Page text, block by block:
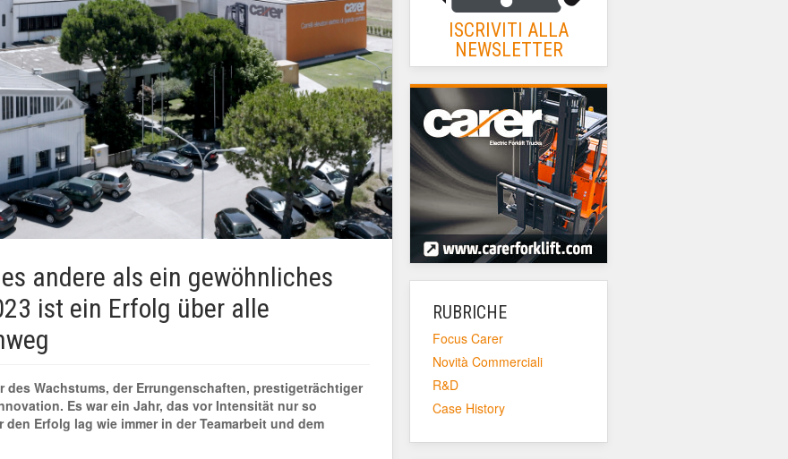
andere als ein gewöhnliches
ist ein Erfolg über alle
des Wachstums, der Errungenschaften, prestigeträchtiger
Es war ein Jahr, das vor Intensität nur so
Erfolg lag wie immer in der Teamarbeit und dem
ISCRIVITI ALLA
NEWSLETTER
RUBRICHE
Focus Carer
Novità Commerciali
R&D
Case History